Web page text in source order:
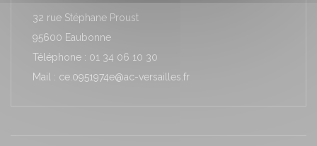
32 rue Stéphane Proust
95600 Eaubonne
Téléphone : 01 34 06 10 30
Mail : ce.0951974e@ac-versailles.fr